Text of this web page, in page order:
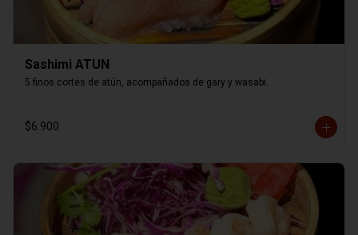
Sashimi ATUN
5 finos cortes de atún, acompañados de gary y wasabi.
$6.900